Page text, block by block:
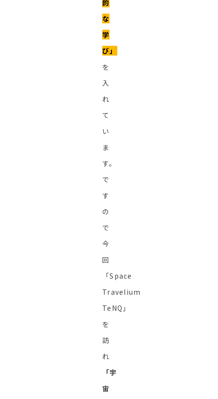
的
な
学
び」
を
入
れ
て
い
ま
す。
で
す
の
で
今
回
「Space
Travelium
TeNQ」
を
訪
れ
「宇
宙